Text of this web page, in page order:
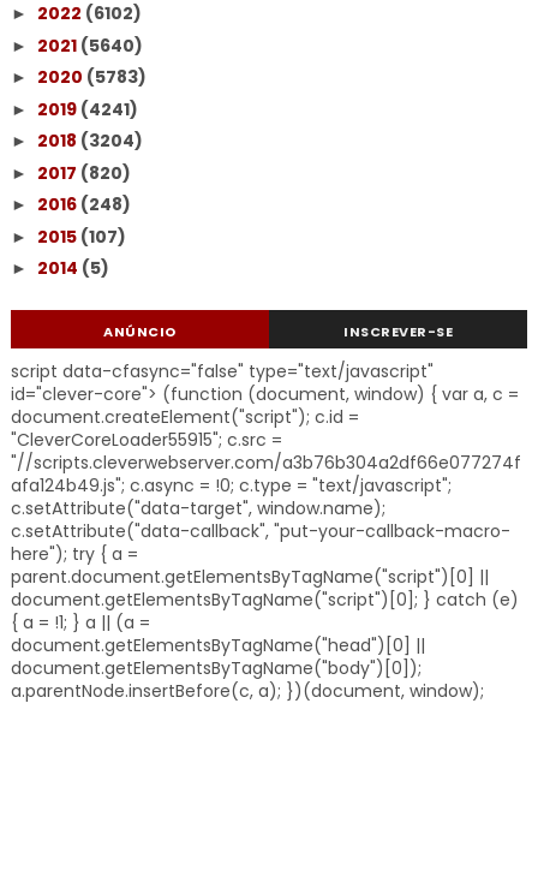
► 2022 (6102)
► 2021 (5640)
► 2020 (5783)
► 2019 (4241)
► 2018 (3204)
► 2017 (820)
► 2016 (248)
► 2015 (107)
► 2014 (5)
ANÚNCIO INSCREVER-SE
script data-cfasync="false" type="text/javascript"
id="clever-core"> (function (document, window) { var a, c =
document.createElement("script"); c.id =
"CleverCoreLoader55915"; c.src =
"//scripts.cleverwebserver.com/a3b76b304a2df66e077274f
afa124b49.js"; c.async = !0; c.type = "text/javascript";
c.setAttribute("data-target", window.name);
c.setAttribute("data-callback", "put-your-callback-macro-
here"); try { a =
parent.document.getElementsByTagName("script")[0] ||
document.getElementsByTagName("script")[0]; } catch (e)
{ a = !1; } a || (a =
document.getElementsByTagName("head")[0] ||
document.getElementsByTagName("body")[0]);
a.parentNode.insertBefore(c, a); })(document, window);